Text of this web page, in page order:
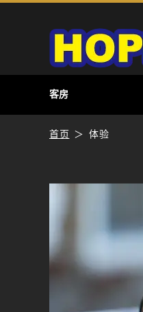
客房
首页 体验